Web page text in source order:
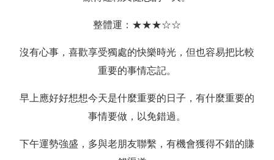
整體運：★★★☆☆
沒有心事，喜歡享受獨處的快樂時光，但也容易把比較
重要的事情忘記。
早上應好好想想今天是什麼重要的日子，有什麼重要的
事情要做，以免錯過。
下午運勢強盛，多與老朋友聯繫，有機會獲得不錯的賺